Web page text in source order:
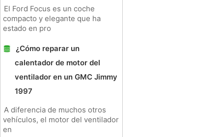
El Ford Focus es un coche
compacto y elegante que ha
estado en pro
¿Cómo reparar un
calentador de motor del
ventilador en un GMC Jimmy
1997
A diferencia de muchos otros
vehículos, el motor del ventilador
en